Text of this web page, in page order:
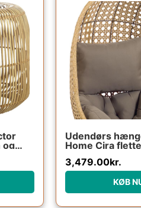
og
Udendørs
Home Cira
pude
3,479.00kr.
KØB